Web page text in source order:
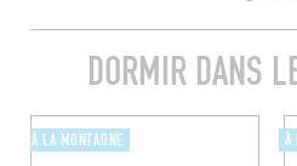
DORMIR DANS
À LA MONTAGNE À